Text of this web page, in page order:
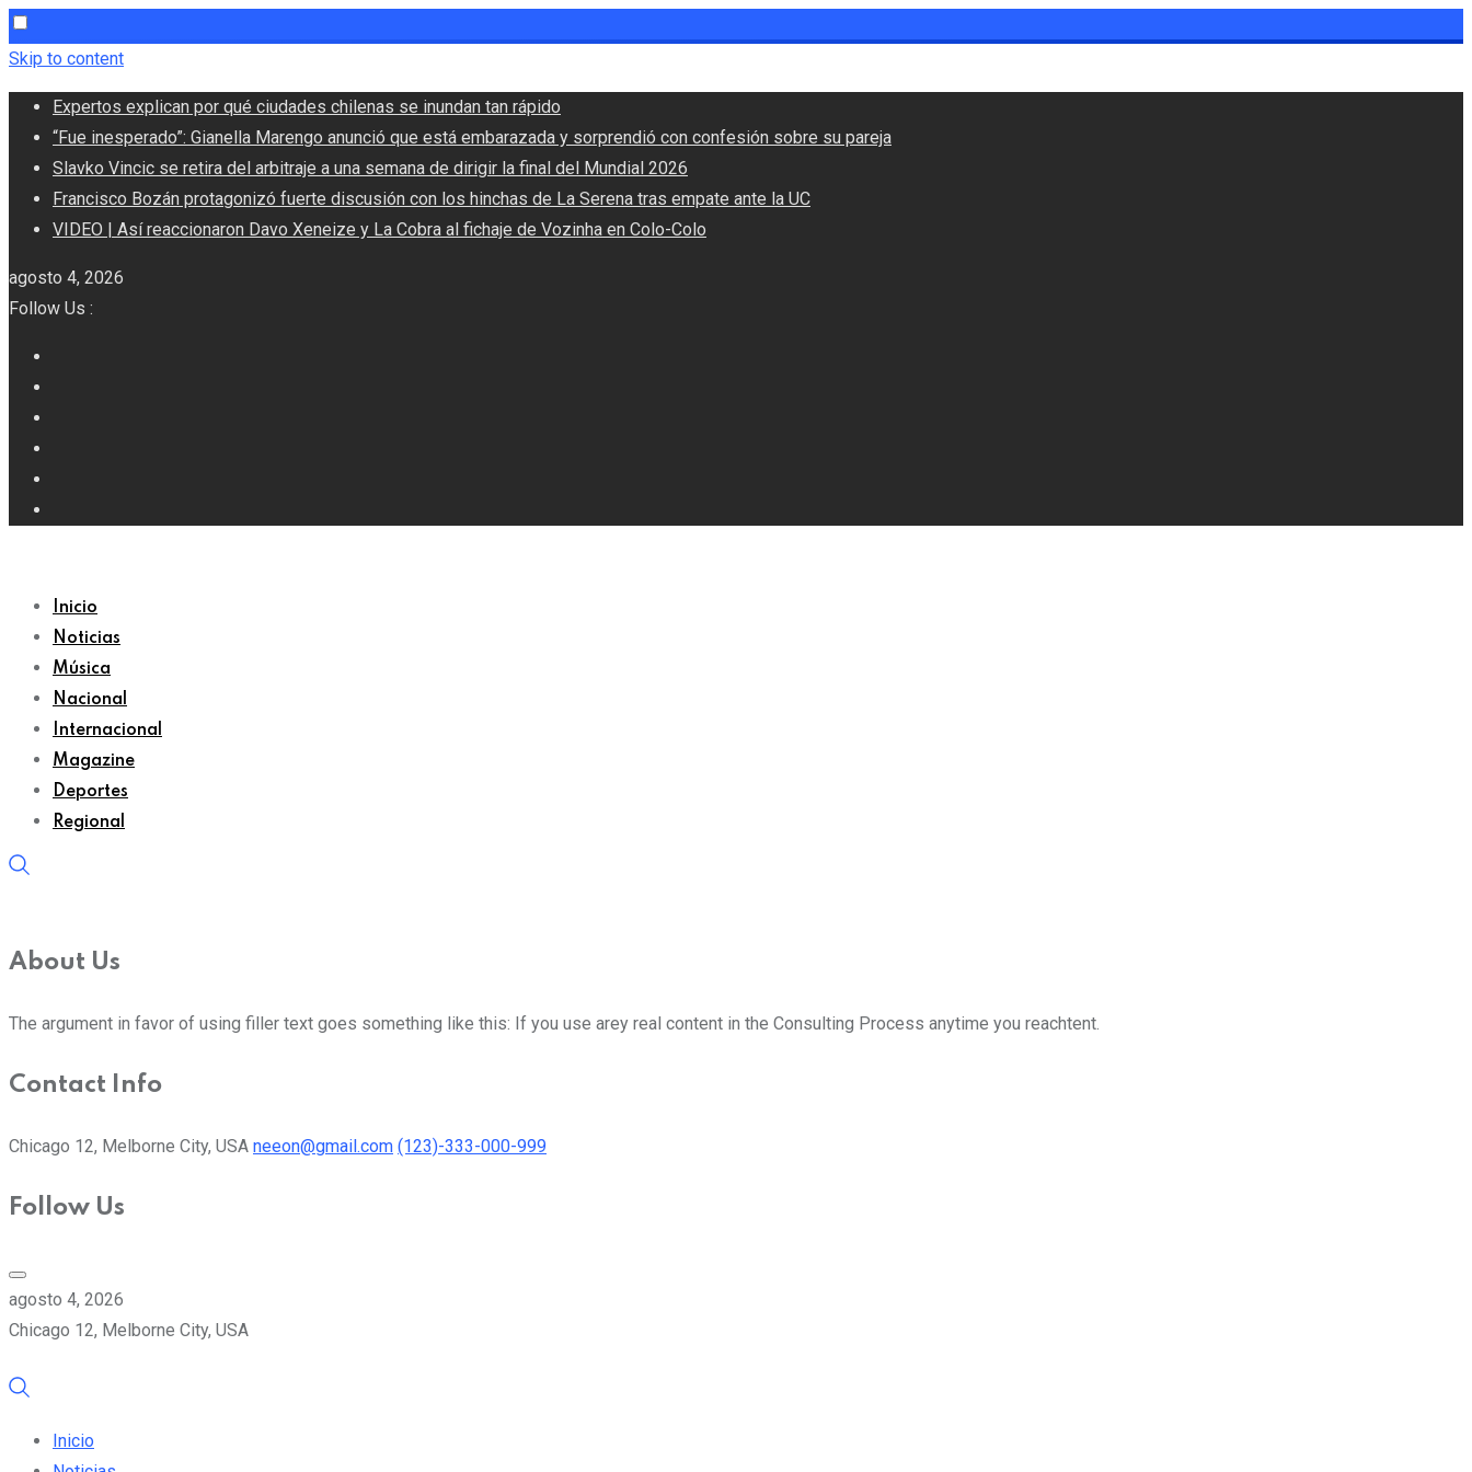
Skip to content
Expertos explican por qué ciudades chilenas se inundan tan rápido
“Fue inesperado”: Gianella Marengo anunció que está embarazada y sorprendió con confesión sobre su pareja
Slavko Vincic se retira del arbitraje a una semana de dirigir la final del Mundial 2026
Francisco Bozán protagonizó fuerte discusión con los hinchas de La Serena tras empate ante la UC
VIDEO | Así reaccionaron Davo Xeneize y La Cobra al fichaje de Vozinha en Colo-Colo
agosto 4, 2026
Follow Us :
Inicio
Noticias
Música
Nacional
Internacional
Magazine
Deportes
Regional
About Us
The argument in favor of using filler text goes something like this: If you use arey real content in the Consulting Process anytime you reachtent.
Contact Info
Chicago 12, Melborne City, USA neeon@gmail.com (123)-333-000-999
Follow Us
agosto 4, 2026
Chicago 12, Melborne City, USA
Inicio